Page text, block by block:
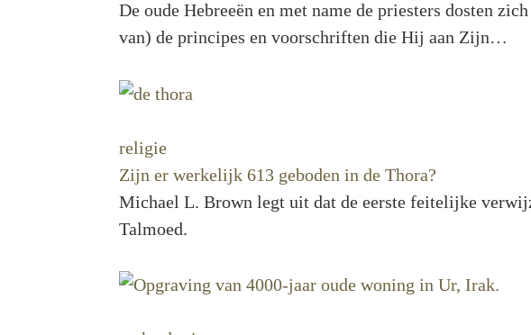
De oude Hebreeën en met name de priesters dosten
van) de principes en voorschriften die Hij aan Zijn…
religie
Zijn er werkelijk 613 geboden in de Thora?
Michael L. Brown legt uit dat de eerste feitelijke
Talmoed.